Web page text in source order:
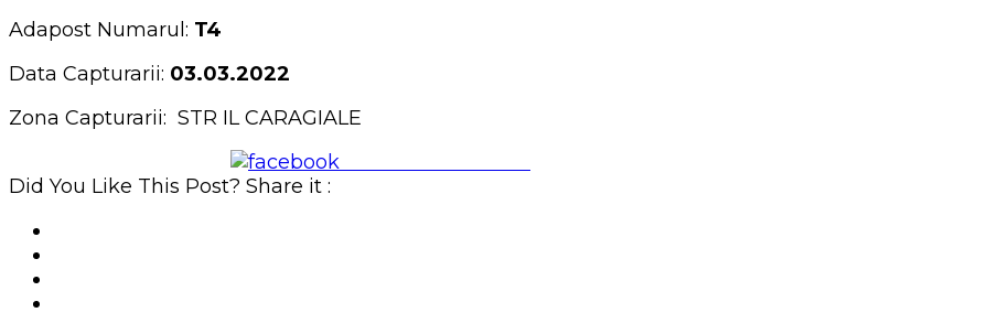
Adapost Numarul: T4
Data Capturarii: 03.03.2022
Zona Capturarii: STR IL CARAGIALE
Did You Like This Post? Share it :